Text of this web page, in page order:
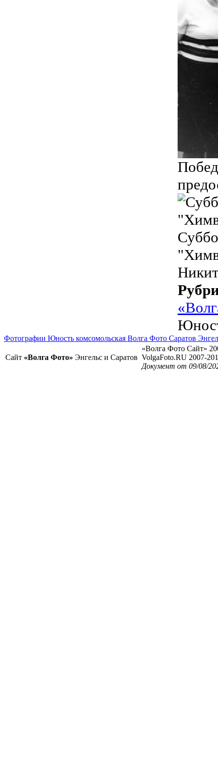
Фотографии Юность комсомольская Волга Фото Саратов
Сайт «Волга Фото» Энгельс и Саратов
«Волга Фото Сайт»
VolgaFoto.RU 2007-
Документ от 09/08/